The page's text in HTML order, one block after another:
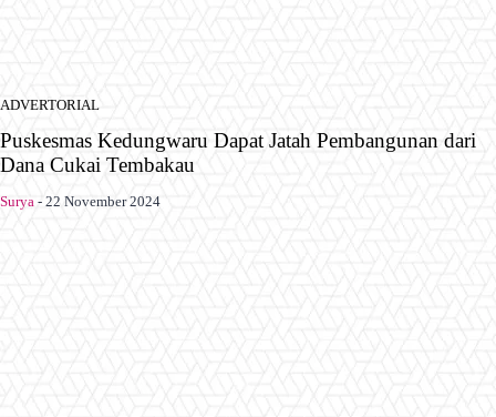
ADVERTORIAL
Puskesmas Kedungwaru Dapat Jatah Pembangunan dari
Dana Cukai Tembakau
Surya - 22 November 2024